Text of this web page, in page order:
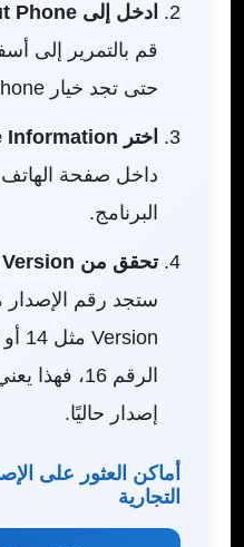
ادخل إلى About Phone:
قم بالتمرير إلى
حتى تجد خيار About Phone أو System.
اختر Software Information:
داخل صفحة
البرنامج.
تحقق من Android Version:
الرقم 16،
إصدار حاليًا.
أماكن العثور على
التجارية